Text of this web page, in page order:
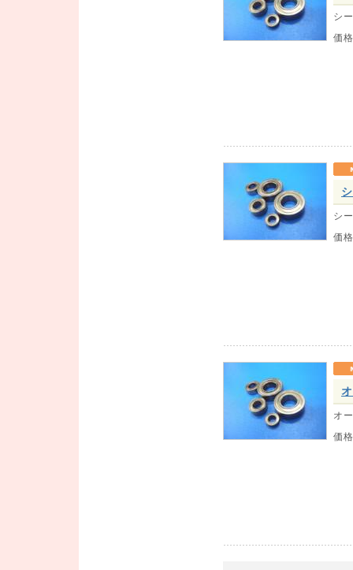
シ
価格
シ
価格
オ
価格